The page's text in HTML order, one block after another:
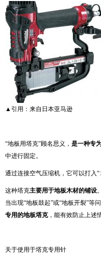
▲引用： 来自日本亚马逊
“地板用塔克”顾名思义， 是一种专
中进行固定。
通过连接空气压缩机，它可以打入“
这种塔克主要用于地板木材的铺设。
当出现“地板鼓起”或“地板开裂”等问
专用的地板塔克，能有效防止上述
关于使用于塔克专用针